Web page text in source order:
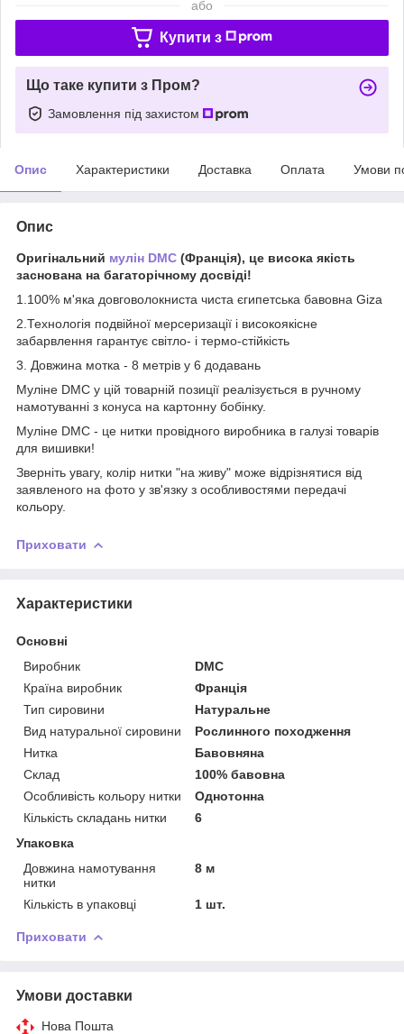
або
Купити з
Що таке купити з Пром?
Замовлення під захистом
Опис Характеристики Доставка Оплата Умови
Опис
Оригінальний мулін DMC (Франція), це висока якість
заснована на багаторічному досвіді!
1.100% м'яка довговолокниста чиста єгипетська бавовна Giza
2.Технологія подвійної мерсеризації і високоякісне
забарвлення гарантує світло- і термо-стійкість
3. Довжина мотка - 8 метрів у 6 додавань
Муліне DMC у цій товарній позиції реалізується в ручному
намотуванні з конуса на картонну бобінку.
Муліне DMC - це нитки провідного виробника в галузі товарів
для вишивки!
Зверніть увагу, колір нитки "на живу" може відрізнятися від
заявленого на фото у зв'язку з особливостями передачі
кольору.
Приховати
Характеристики
Основні
Виробник
DMC
Країна виробник
Франція
Тип сировини
Натуральне
Вид натуральної сировини
Рослинного походження
Нитка
Бавовняна
Склад
100% бавовна
Особливість кольору нитки
Однотонна
Кількість складань нитки
6
Упаковка
Довжина намотування
нитки
8 м
Кількість в упаковці 1 шт.
Приховати
Умови доставки
Нова Пошта